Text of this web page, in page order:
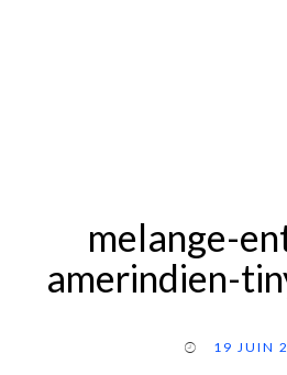
melange-
amerindien-
19 JUIN